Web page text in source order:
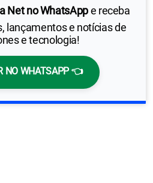
Net no WhatsAppe receba
lançamentos e notícias de
e tecnologia!
NO WHATSAPP 👈